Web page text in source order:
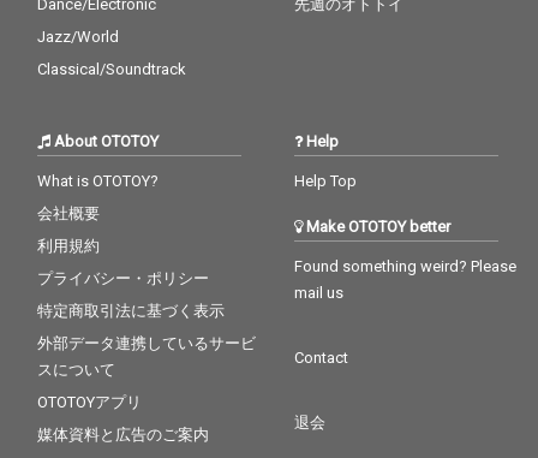
Dance/Electronic
Jazz/World
Classical/Soundtrack
先週のオトトイ
About OTOTOY
What is OTOTOY?
会社概要
利用規約
プライバシー・ポリシー
特定商取引法に基づく表示
外部データ連携しているサービ
スについて
OTOTOYアプリ
媒体資料と広告のご案内
Help
Help Top
Make OTOTOY better
Found something weird? Please
mail us
Contact
退会